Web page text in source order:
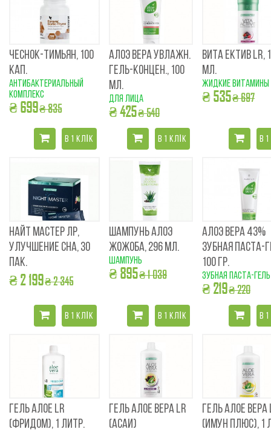
ЧЕСНОК-ТИМЬЯН, 100
КАП.
антибактериальный
комплекс
₴ 699₴ 835
В 1 КЛІК
АЛОЭ ВЕРА УВЛАЖН.
ГЕЛЬ-КОНЦЕН., 100
МЛ.
для лица
₴ 425₴ 540
В 1 КЛІК
ВИТА ЕКТИВ LR,
МЛ.
жидкие витамины
₴ 535₴ 697
В
НАЙТ МАСТЕР ЛР,
УЛУЧШЕНИЕ СНА, 30
ПАК.
₴ 2 199₴ 2 345
В 1 КЛІК
ШАМПУНЬ АЛОЭ
ЖОЖОБА, 296 МЛ.
шампунь
₴ 895₴ 1 039
В 1 КЛІК
АЛОЭ ВЕРА 43%
ЗУБНАЯ ПАСТА-
100 ГР.
зубная паста-гель
₴ 219₴ 220
В
ГЕЛЬ АЛОЕ LR
(ФРИДОМ), 1 ЛИТР.
ГЕЛЬ АЛОЕ ВЕРА LR
(АСАИ)
ГЕЛЬ АЛОЕ ВЕРА
(ИМУН ПЛЮС), 1